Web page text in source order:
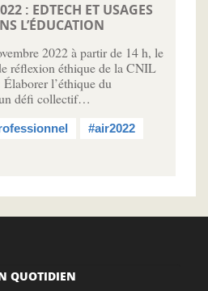
: EDTECH ET USAGES
L’ÉDUCATION
2022 à partir de 14 h, le
réflexion éthique de la CNIL
l’éthique du
défi collectif…
#air2022
QUOTIDIEN